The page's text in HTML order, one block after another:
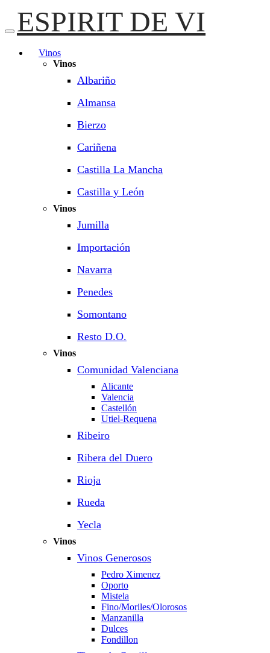
ESPIRIT DE VI
Vinos
Vinos
Albariño
Almansa
Bierzo
Cariñena
Castilla La Mancha
Castilla y León
Vinos
Jumilla
Importación
Navarra
Penedes
Somontano
Resto D.O.
Vinos
Comunidad Valenciana
Alicante
Valencia
Castellón
Utiel-Requena
Ribeiro
Ribera del Duero
Rioja
Rueda
Yecla
Vinos
Vinos Generosos
Pedro Ximenez
Oporto
Mistela
Fino/Moriles/Olorosos
Manzanilla
Dulces
Fondillon